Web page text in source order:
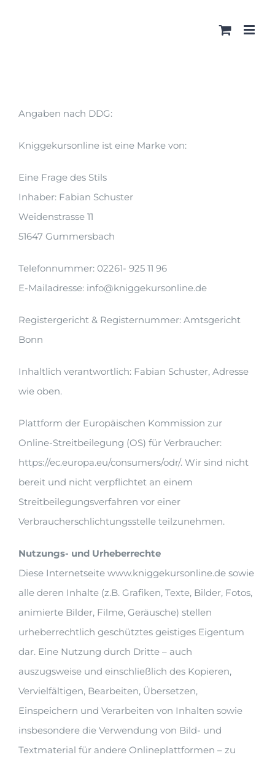
Angaben nach DDG:
Kniggekursonline ist eine Marke von:
Eine Frage des Stils
Inhaber: Fabian Schuster
Weidenstrasse 11
51647 Gummersbach
Telefonnummer: 02261- 925 11 96
E-Mailadresse: info@kniggekursonline.de
Registergericht & Registernummer: Amtsgericht
Bonn
Inhaltlich verantwortlich: Fabian Schuster, Adresse
wie oben.
Plattform der Europäischen Kommission zur
Online-Streitbeilegung (OS) für Verbraucher:
https://ec.europa.eu/consumers/odr/. Wir sind nicht
bereit und nicht verpflichtet an einem
Streitbeilegungsverfahren vor einer
Verbraucherschlichtungsstelle teilzunehmen.
Nutzungs- und Urheberrechte
Diese Internetseite www.kniggekursonline.de sowie
alle deren Inhalte (z.B. Grafiken, Texte, Bilder, Fotos,
animierte Bilder, Filme, Geräusche) stellen
urheberrechtlich geschütztes geistiges Eigentum
dar. Eine Nutzung durch Dritte – auch
auszugsweise und einschließlich des Kopieren,
Vervielfältigen, Bearbeiten, Übersetzen,
Einspeichern und Verarbeiten von Inhalten sowie
insbesondere die Verwendung von Bild- und
Textmaterial für andere Onlineplattformen – zu